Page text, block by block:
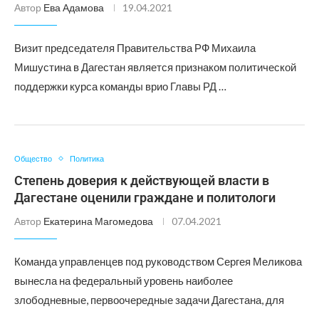
Автор Ева Адамова 19.04.2021
Визит председателя Правительства РФ Михаила
Мишустина в Дагестан является признаком политической
поддержки курса команды врио Главы РД …
Общество Политика
Степень доверия к действующей власти в
Дагестане оценили граждане и политологи
Автор Екатерина Магомедова 07.04.2021
Команда управленцев под руководством Сергея Меликова
вынесла на федеральный уровень наиболее
злободневные, первоочередные задачи Дагестана, для